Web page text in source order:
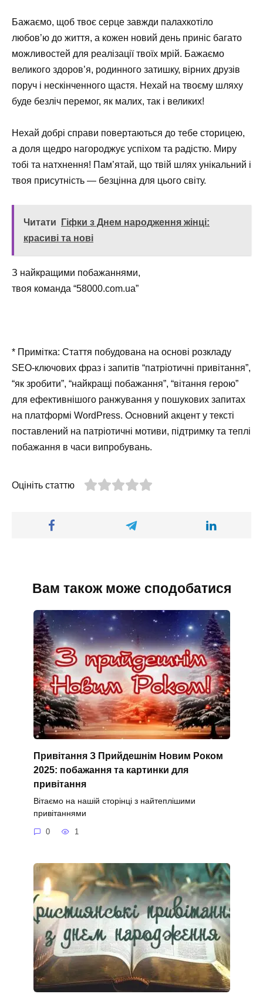
Бажаємо, щоб твоє серце завжди палахкотіло
любов’ю до життя, а кожен новий день приніс багато
можливостей для реалізації твоїх мрій. Бажаємо
великого здоров’я, родинного затишку, вірних друзів
поруч і нескінченного щастя. Нехай на твоєму шляху
буде безліч перемог, як малих, так і великих!
Нехай добрі справи повертаються до тебе сторицею,
а доля щедро нагороджує успіхом та радістю. Миру
тобі та натхнення! Пам’ятай, що твій шлях унікальний і
твоя присутність — безцінна для цього світу.
Читати
Гіфки з Днем народження жінці:
красиві та нові
З найкращими побажаннями,
твоя команда “58000.com.ua”
* Примітка: Стаття побудована на основі розкладу
SEO-ключових фраз і запитів “патріотичні привітання”,
“як зробити”, “найкращі побажання”, “вітання герою”
для ефективнішого ранжування у пошукових запитах
на платформі WordPress. Основний акцент у тексті
поставлений на патріотичні мотиви, підтримку та теплі
побажання в часи випробувань.
Оцініть статтю
Вам також може сподобатися
Привітання З Прийдешнім Новим Роком
2025: побажання та картинки для
привітання
Вітаємо на нашій сторінці з найтеплішими
привітаннями
0 1